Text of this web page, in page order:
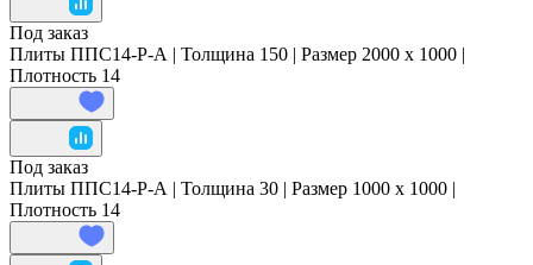
Под заказ
Плиты ППС14-Р-А | Толщина 150 | Размер 2000 x 1000 |
Плотность 14
Под заказ
Плиты ППС14-Р-А | Толщина 30 | Размер 1000 x 1000 |
Плотность 14